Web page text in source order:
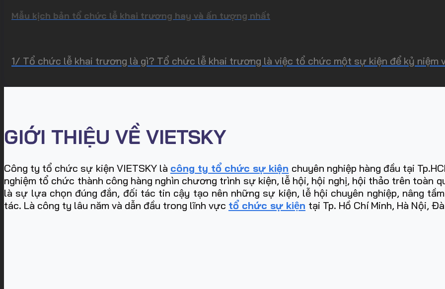
Mẫu kịch bản tổ chức lễ khai trương hay và ấn tượng nhất
1/ Tổ chức lễ khai trương là gì? Tổ chức lễ khai trương là việc tổ chức một sự kiện để kỷ niệm
GIỚI THIỆU VỀ VIETSKY
Công ty tổ chức sự kiện VIETSKY là công ty tổ chức sự kiện chuyên nghiệp hàng đầu tại
nghiệm tổ chức thành công hàng nghìn chương trình sự kiện, lễ hội, hội nghị, hội thảo trên toàn
là sự lựa chọn đúng đắn, đối tác tin cậy tạo nên những sự kiện, lễ hội chuyên nghiệp, nâng
tác. Là công ty lâu năm và dẫn đầu trong lĩnh vực tổ chức sự kiện tại Tp. Hồ Chí Minh, Hà Nội,